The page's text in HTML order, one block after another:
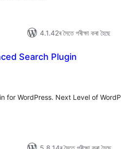
4.1.42ৰ সৈতে পৰীক্ষা কৰা হৈছে
Search Plugin
for WordPress. Next Level of